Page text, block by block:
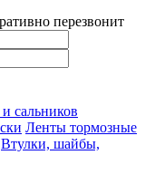
перезвонит
сальников
Ленты тормозные
Втулки, шайбы,